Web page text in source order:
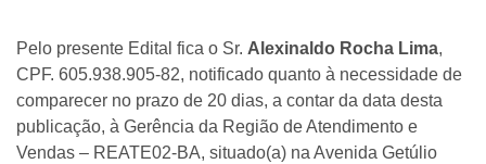
Pelo presente Edital fica o Sr. Alexinaldo Rocha Lima,
CPF. 605.938.905-82, notificado quanto à necessidade de
comparecer no prazo de 20 dias, a contar da data desta
publicação, à Gerência da Região de Atendimento e
Vendas – REATE02-BA, situado(a) na Avenida Getúlio